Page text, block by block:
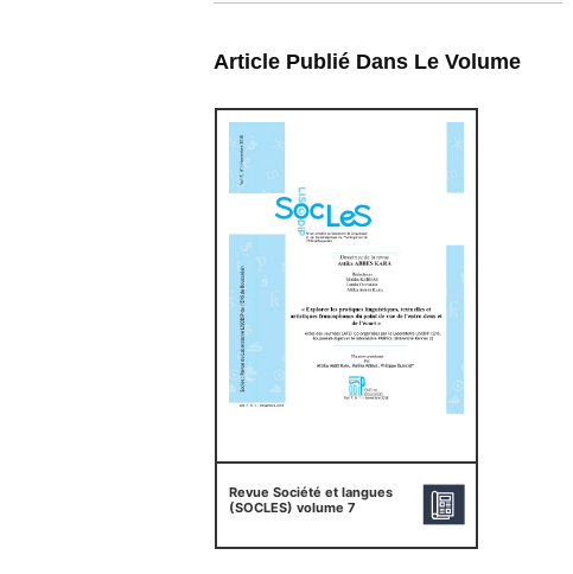
Article Publié Dans Le Volume
Revue Société et langues
(SOCLES) volume 7